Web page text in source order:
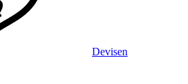
Devisen